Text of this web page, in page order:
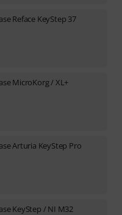
Reface KeyStep 37
MicroKorg / XL+
Arturia KeyStep Pro
KeyStep / NI M32